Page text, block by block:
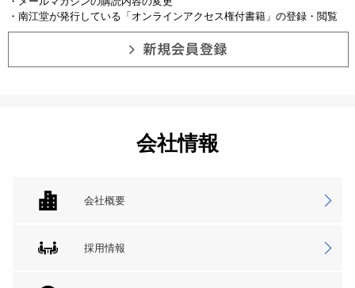
・南江堂が発行している「オンラインアクセス権付書籍」の登録・閲覧
会社情報
会社概要
採用情報